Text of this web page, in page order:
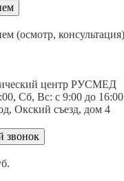
(осмотр,
центр РУСМЕД
Сб, Вс: c 9:00 до 16:00
Окский съезд, дом 4
звонок